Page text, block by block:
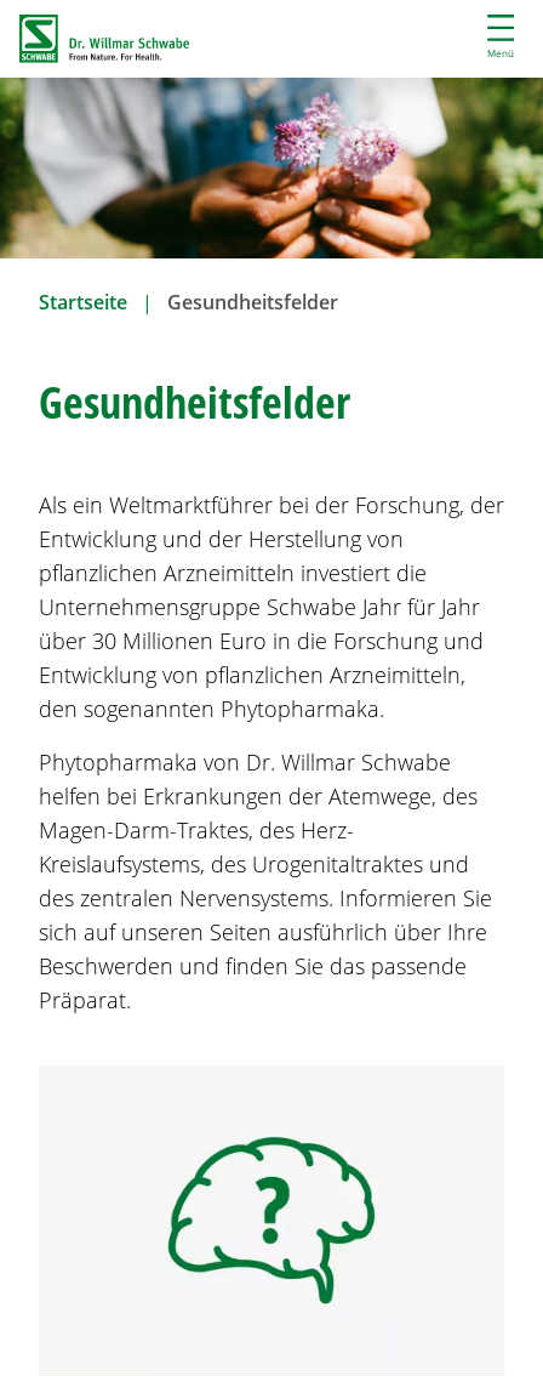
r
e
k
z
u
m
Menü
Startseite Gesundheitsfelder
Gesundheitsfelder
Als ein Weltmarktführer bei der Forschung, der
Entwicklung und der Herstellung von
pflanzlichen Arzneimitteln investiert die
Unternehmensgruppe Schwabe Jahr für Jahr
über 30 Millionen Euro in die Forschung und
Entwicklung von pflanzlichen Arzneimitteln,
den sogenannten Phytopharmaka.
Phytopharmaka von Dr. Willmar Schwabe
helfen bei Erkrankungen der Atemwege, des
Magen-Darm-Traktes, des Herz-
Kreislaufsystems, des Urogenitaltraktes und
des zentralen Nervensystems. Informieren Sie
sich auf unseren Seiten ausführlich über Ihre
Beschwerden und finden Sie das passende
Präparat.